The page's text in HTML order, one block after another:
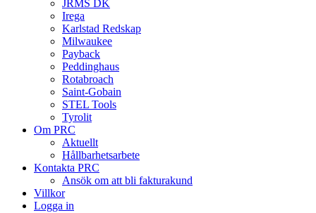
JRMS DK
Irega
Karlstad Redskap
Milwaukee
Payback
Peddinghaus
Rotabroach
Saint-Gobain
STEL Tools
Tyrolit
Om PRC
Aktuellt
Hållbarhetsarbete
Kontakta PRC
Ansök om att bli fakturakund
Villkor
Logga in